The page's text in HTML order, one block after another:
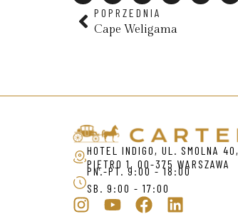
POPRZEDNIA
Cape Weligama
HOTEL INDIGO, UL. SMOLNA 40,
PIĘTRO 1, 00-375 WARSZAWA
PN.-PT. 9:00 - 18:00
SB. 9:00 - 17:00